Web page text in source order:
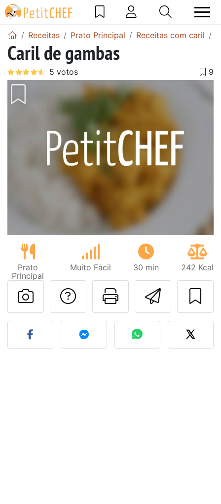
Receitas Prato Principal Receitas com caril
Caril de gambas
Prato
Principal
Muito Fácil 30 min 242 Kcal
Imprima
Falar com o autor
Fez esta receita?